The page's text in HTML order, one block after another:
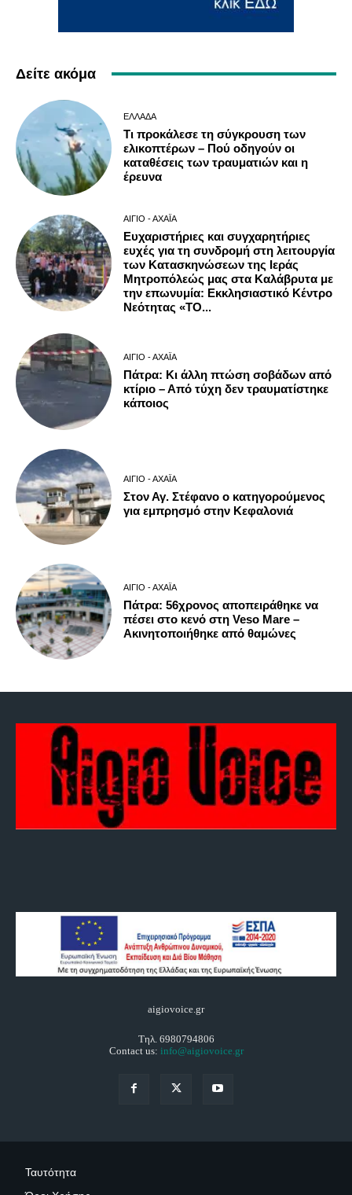
Δείτε ακόμα
ΕΛΛΆΔΑ
Τι προκάλεσε τη σύγκρουση των
ελικοπτέρων – Πού οδηγούν οι
καταθέσεις των τραυματιών και η
έρευνα
ΑΊΓΙΟ - ΑΧΑΪ́Α
Ευχαριστήριες και συγχαρητήριες
ευχές για τη συνδρομή στη λειτουργία
των Κατασκηνώσεων της Ιεράς
Μητροπόλεώς μας στα Καλάβρυτα με
την επωνυμία: Εκκλησιαστικό Κέντρο
Νεότητας «ΤΟ...
ΑΊΓΙΟ - ΑΧΑΪ́Α
Πάτρα: Κι άλλη πτώση σοβάδων από
κτίριο – Από τύχη δεν τραυματίστηκε
κάποιος
ΑΊΓΙΟ - ΑΧΑΪ́Α
Στον Αγ. Στέφανο ο κατηγορούμενος
για εμπρησμό στην Κεφαλονιά
ΑΊΓΙΟ - ΑΧΑΪ́Α
Πάτρα: 56χρονος αποπειράθηκε να
πέσει στο κενό στη Veso Mare –
Ακινητοποιήθηκε από θαμώνες
aigiovoice.gr
Τηλ. 6980794806
Contact us: info@aigiovoice.gr
Ταυτότητα